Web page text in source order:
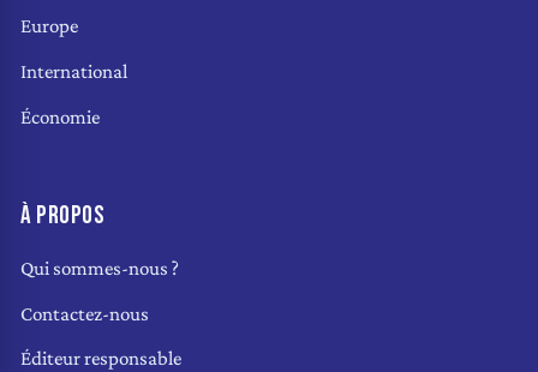
Europe
International
Économie
À PROPOS
Qui sommes-nous ?
Contactez-nous
Éditeur responsable